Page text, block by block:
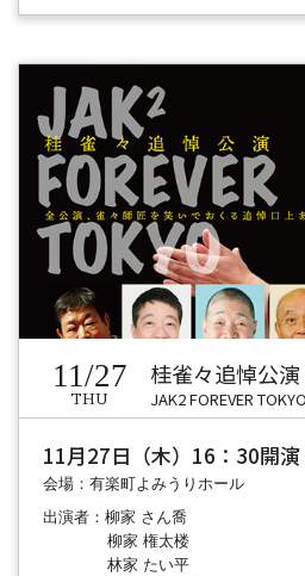
11/27
THU
桂雀々追悼公演
JAK2 FOREVER
11月27日（木）16：30開演
会場：有楽町よみうりホール
出演者：柳家 さん喬
柳家 権太楼
林家 たい平